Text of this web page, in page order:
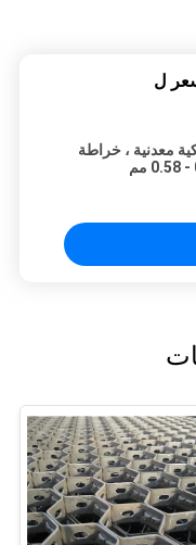
ل
سلكية معدنية ، خراطة